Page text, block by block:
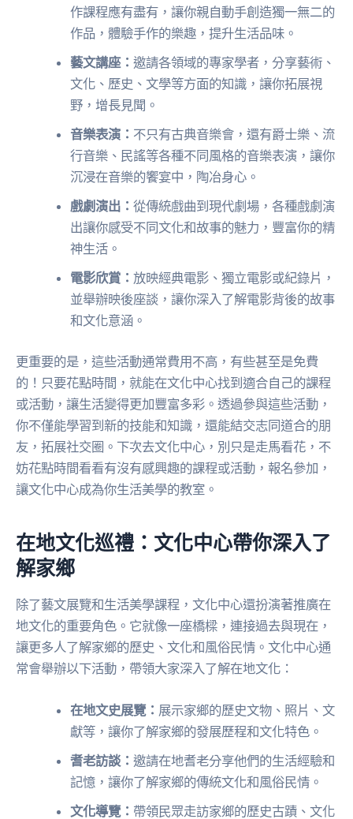
作課程應有盡有，讓你親自動手創造獨一無二的
作品，體驗手作的樂趣，提升生活品味。
藝文講座：邀請各領域的專家學者，分享藝術、
文化、歷史、文學等方面的知識，讓你拓展視
野，增長見聞。
音樂表演： 不只有古典音樂會，還有爵士樂、流
行音樂、民謠等各種不同風格的音樂表演，讓你
沉浸在音樂的饗宴中，陶冶身心。
戲劇演出：從傳統戲曲到現代劇場，各種戲劇演
出讓你感受不同文化和故事的魅力，豐富你的精
神生活。
電影欣賞：放映經典電影、獨立電影或紀錄片，
並舉辦映後座談，讓你深入了解電影背後的故事
和文化意涵。
更重要的是，這些活動通常費用不高，有些甚至是免費
的！只要花點時間，就能在文化中心找到適合自己的課程
或活動，讓生活變得更加豐富多彩。透過參與這些活動，
你不僅能學習到新的技能和知識，還能結交志同道合的朋
友，拓展社交圈。下次去文化中心，別只是走馬看花，不
妨花點時間看看有沒有感興趣的課程或活動，報名參加，
讓文化中心成為你生活美學的教室。
在地文化巡禮：文化中心帶你深入了
解家鄉
除了藝文展覽和生活美學課程，文化中心還扮演著推廣在
地文化的重要角色。它就像一座橋樑，連接過去與現在，
讓更多人了解家鄉的歷史、文化和風俗民情。文化中心通
常會舉辦以下活動，帶領大家深入了解在地文化：
在地文史展覽： 展示家鄉的歷史文物、照片、文
獻等，讓你了解家鄉的發展歷程和文化特色。
耆老訪談：邀請在地耆老分享他們的生活經驗和
記憶，讓你了解家鄉的傳統文化和風俗民情。
文化導覽： 帶領民眾走訪家鄉的歷史古蹟、文化